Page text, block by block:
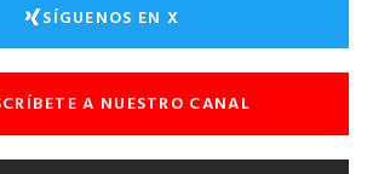
SÍGUENOS EN X
A NUESTRO CANAL